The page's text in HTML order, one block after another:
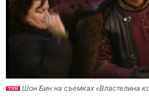
Шон Бин на съемках «Властелина